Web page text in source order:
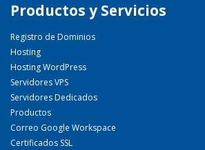
Productos y Servicios
Registro de Dominios
Hosting
Hosting WordPress
Servidores VPS
Servidores Dedicados
Productos
Correo Google Workspace
Certificados SSL